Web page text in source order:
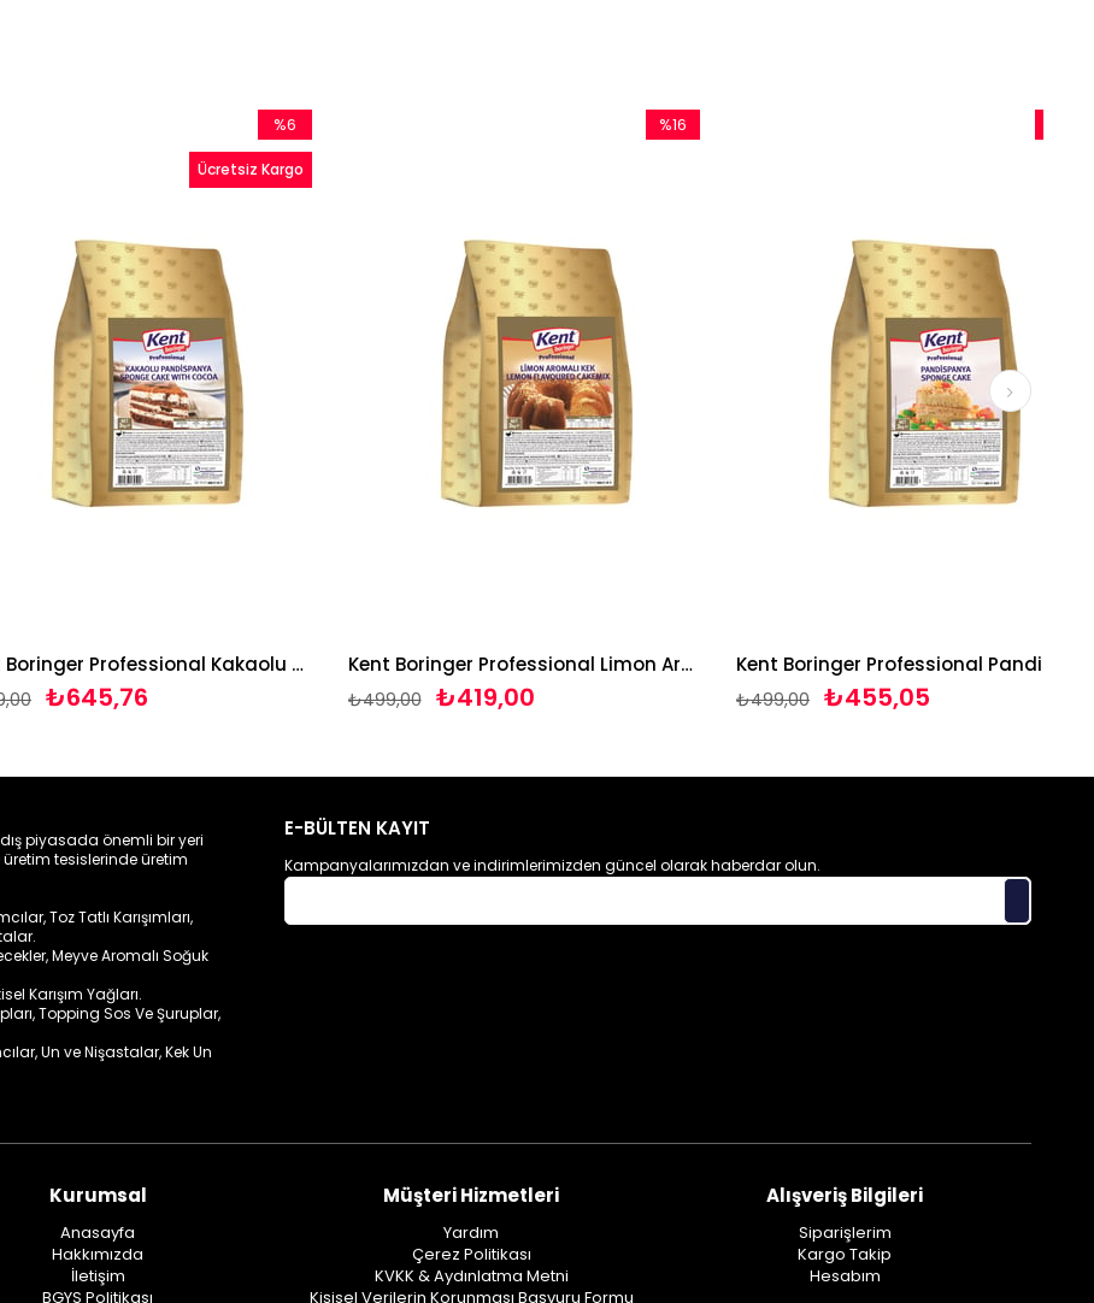
Kent Boringer Professional Kakaolu Pandispanya Keki 3 Kg
₺645,76
İndirim
%6İndirim
Ücretsiz Kargo
Kent Boringer Professional Limon Aromalı Kek 3 Kg
₺419,00
₺499,00
Kent Boringer Professional Pandispanya Mix Sade 3 Kg
₺455,05
₺499,00
dış piyasada önemli bir yeri
üretim tesislerinde üretim
Toz Tatlı Karışımları,
Meyve Aromalı Soğuk
Karışım Yağları.
Topping Sos Ve Şuruplar,
Un ve Nişastalar, Kek Un
E-BÜLTEN KAYIT
Kampanyalarımızdan ve indirimlerimizden güncel olarak haberdar olun.
Kurumsal
Anasayfa
Hakkımızda
İletişim
BGYS Politikası
Müşteri Hizmetleri
Yardım
Çerez Politikası
KVKK & Aydınlatma Metni
Kişisel Verilerin Korunması Başvuru Formu
Alışveriş Bilgileri
Siparişlerim
Kargo Takip
Hesabım